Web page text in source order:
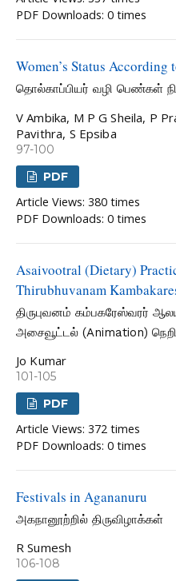
PDF Downloads: 0 times
Women’s Status According
தொல்காப்பியர் வழி பெண்கள்
V Ambika, M P G Sheila, P
Pavithra, S Epsiba
97-100
PDF
Article Views: 380 times
PDF Downloads: 0 times
Asaivootral (Dietary)
Thirubhuvanam
திருபுவனம் கம்பகரேஸ்வரர்
அசைவூட்டல் (Animation)
Jo Kumar
101-105
PDF
Article Views: 372 times
PDF Downloads: 0 times
Festivals in Agananuru
அகநானூற்றில் திருவிழாக்கள்
R Sumesh
106-108